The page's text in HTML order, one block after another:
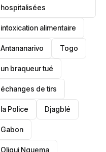
hospitalisées
intoxication alimentaire
Antananarivo ‎Togo
un braqueur tué
échanges de tirs
la Police Djagblé
Gabon
Oligui Nguema